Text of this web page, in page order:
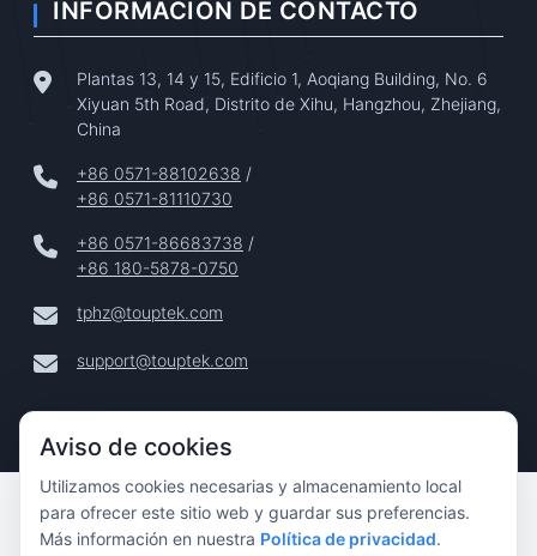
INFORMACIÓN DE CONTACTO
Plantas 13, 14 y 15, Edificio 1, Aoqiang Building, No. 6
Xiyuan 5th Road, Distrito de Xihu, Hangzhou, Zhejiang,
China
+86 0571-88102638 /
+86 0571-81110730
+86 0571-86683738 /
+86 180-5878-0750
tphz@touptek.com
support@touptek.com
Copyright © 2024–2026 Hangzhou ToupTek Photonics Co.,
Ltd. Todos Los Derechos Reservados |
Aviso de cookies
Utilizamos cookies necesarias y almacenamiento local
para ofrecer este sitio web y guardar sus preferencias.
Más información en nuestra Política de privacidad.